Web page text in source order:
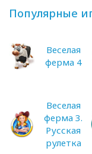
Популярные
Веселая
ферма 4
Веселая
ферма 3.
Русская
рулетка